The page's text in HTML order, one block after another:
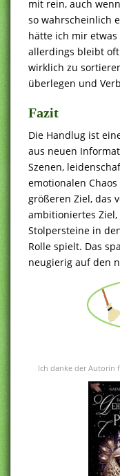
mit rein, auch
so wahrscheinlich
hätte ich mir
allerdings bleibt
wirklich zu
überlegen und
Fazit
Die Handlug ist
aus neuen
Szenen,
emotionalen
größeren Ziel, das
ambitioniertes
Stolpersteine in
Rolle spielt. Das
neugierig auf den
Ich danke der Autorin